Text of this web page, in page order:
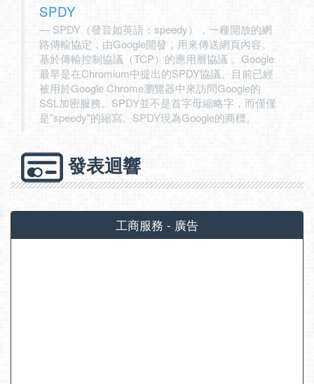
SPDY
SPDY（發音如英語：speedy），一種開放的網
路傳輸協定，由Google開發，用來傳送網頁內容。
基於傳輸控制協議（TCP）的應用層協議 。Google
最早是在Chromium中提出的SPDY協議。目前已經
被用於Google Chrome瀏覽器中來訪問Google的
SSL加密服務。SPDY並不是首字母縮略字，而僅僅
是"speedy"的縮寫。SPDY現為Google的商標。
發表迴響
工商服務 - 廣告